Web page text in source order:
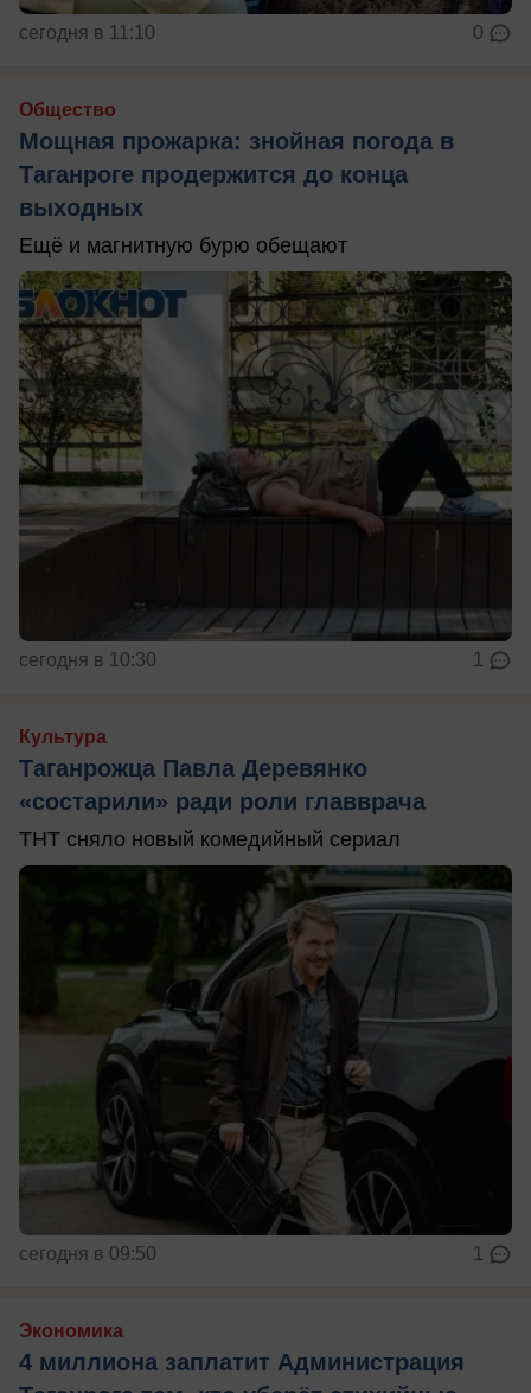
сегодня в 11:10 0
Общество
Мощная прожарка: знойная погода в
Таганроге продержится до конца
выходных
Ещё и магнитную бурю обещают
сегодня в 10:30 1
Культура
Таганрожца Павла Деревянко
«состарили» ради роли главврача
ТНТ сняло новый комедийный сериал
сегодня в 09:50 1
Экономика
4 миллиона заплатит Администрация